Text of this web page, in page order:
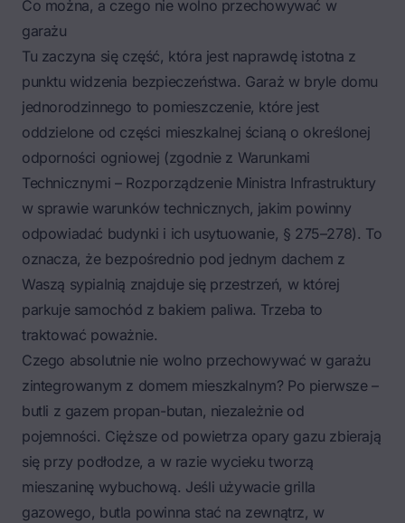
Co można, a czego nie wolno przechowywać w
garażu
Tu zaczyna się część, która jest naprawdę istotna z
punktu widzenia bezpieczeństwa. Garaż w bryle domu
jednorodzinnego to pomieszczenie, które jest
oddzielone od części mieszkalnej ścianą o określonej
odporności ogniowej (zgodnie z Warunkami
Technicznymi – Rozporządzenie Ministra Infrastruktury
w sprawie warunków technicznych, jakim powinny
odpowiadać budynki i ich usytuowanie, § 275–278). To
oznacza, że bezpośrednio pod jednym dachem z
Waszą sypialnią znajduje się przestrzeń, w której
parkuje samochód z bakiem paliwa. Trzeba to
traktować poważnie.
Czego absolutnie nie wolno przechowywać w garażu
zintegrowanym z domem mieszkalnym? Po pierwsze –
butli z gazem propan-butan, niezależnie od
pojemności. Cięższe od powietrza opary gazu zbierają
się przy podłodze, a w razie wycieku tworzą
mieszaninę wybuchową. Jeśli używacie grilla
gazowego, butla powinna stać na zewnątrz, w